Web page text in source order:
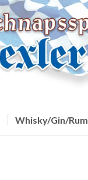
Whisky/Gin/Rum